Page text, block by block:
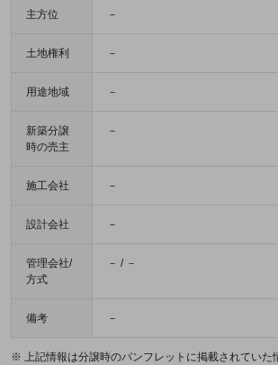
主方位 －
土地権利 －
用途地域 －
新築分譲
時の売主
－
施工会社 －
設計会社 －
管理会社/
方式
－ / －
備考 －
※ 上記情報は分譲時のパンフレットに掲載されていた